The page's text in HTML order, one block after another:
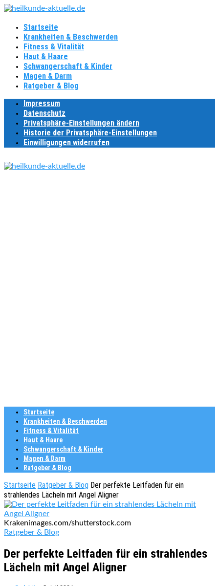
Startseite
Krankheiten & Beschwerden
Fitness & Vitalität
Haut & Haare
Schwangerschaft & Kinder
Magen & Darm
Ratgeber & Blog
Impressum
Datenschutz
Privatsphäre-Einstellungen ändern
Historie der Privatsphäre-Einstellungen
Einwilligungen widerrufen
Startseite
Krankheiten & Beschwerden
Fitness & Vitalität
Haut & Haare
Schwangerschaft & Kinder
Magen & Darm
Ratgeber & Blog
Startseite Ratgeber & Blog Der perfekte Leitfaden für ein
strahlendes Lächeln mit Angel Aligner
Krakenimages.com/shutterstock.com
Ratgeber & Blog
Der perfekte Leitfaden für ein strahlendes
Lächeln mit Angel Aligner